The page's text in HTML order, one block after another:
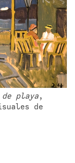
playa,
de